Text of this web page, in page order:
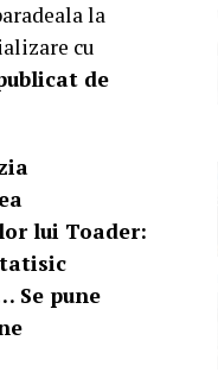
la
cu
de
lui Toader:
Se pune